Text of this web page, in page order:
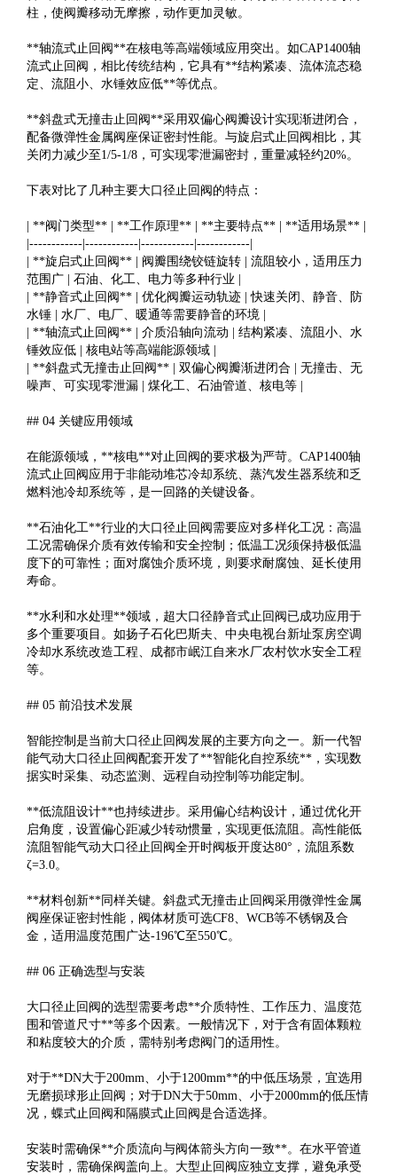
柱，使阀瓣移动无摩擦，动作更加灵敏。
**轴流式止回阀**在核电等高端领域应用突出。如CAP1400轴
流式止回阀，相比传统结构，它具有**结构紧凑、流体流态稳
定、流阻小、水锤效应低**等优点。
**斜盘式无撞击止回阀**采用双偏心阀瓣设计实现渐进闭合，
配备微弹性金属阀座保证密封性能。与旋启式止回阀相比，其
关闭力减少至1/5-1/8，可实现零泄漏密封，重量减轻约20%。
下表对比了几种主要大口径止回阀的特点：
| **阀门类型** | **工作原理** | **主要特点** | **适用场景** |
|------------|------------|------------|------------|
| **旋启式止回阀** | 阀瓣围绕铰链旋转 | 流阻较小，适用压力
范围广 | 石油、化工、电力等多种行业 |
| **静音式止回阀** | 优化阀瓣运动轨迹 | 快速关闭、静音、防
水锤 | 水厂、电厂、暖通等需要静音的环境 |
| **轴流式止回阀** | 介质沿轴向流动 | 结构紧凑、流阻小、水
锤效应低 | 核电站等高端能源领域 |
| **斜盘式无撞击止回阀** | 双偏心阀瓣渐进闭合 | 无撞击、无
噪声、可实现零泄漏 | 煤化工、石油管道、核电等 |
## 04 关键应用领域
在能源领域，**核电**对止回阀的要求极为严苛。CAP1400轴
流式止回阀应用于非能动堆芯冷却系统、蒸汽发生器系统和乏
燃料池冷却系统等，是一回路的关键设备。
**石油化工**行业的大口径止回阀需要应对多样化工况：高温
工况需确保介质有效传输和安全控制；低温工况须保持极低温
度下的可靠性；面对腐蚀介质环境，则要求耐腐蚀、延长使用
寿命。
**水利和水处理**领域，超大口径静音式止回阀已成功应用于
多个重要项目。如扬子石化巴斯夫、中央电视台新址泵房空调
冷却水系统改造工程、成都市岷江自来水厂农村饮水安全工程
等。
## 05 前沿技术发展
智能控制是当前大口径止回阀发展的主要方向之一。新一代智
能气动大口径止回阀配套开发了**智能化自控系统**，实现数
据实时采集、动态监测、远程自动控制等功能定制。
**低流阻设计**也持续进步。采用偏心结构设计，通过优化开
启角度，设置偏心距减少转动惯量，实现更低流阻。高性能低
流阻智能气动大口径止回阀全开时阀板开度达80°，流阻系数
ζ=3.0。
**材料创新**同样关键。斜盘式无撞击止回阀采用微弹性金属
阀座保证密封性能，阀体材质可选CF8、WCB等不锈钢及合
金，适用温度范围广达-196℃至550℃。
## 06 正确选型与安装
大口径止回阀的选型需要考虑**介质特性、工作压力、温度范
围和管道尺寸**等多个因素。一般情况下，对于含有固体颗粒
和粘度较大的介质，需特别考虑阀门的适用性。
对于**DN大于200mm、小于1200mm**的中低压场景，宜选用
无磨损球形止回阀；对于DN大于50mm、小于2000mm的低压情
况，蝶式止回阀和隔膜式止回阀是合适选择。
安装时需确保**介质流向与阀体箭头方向一致**。在水平管道
安装时，需确保阀盖向上。大型止回阀应独立支撑，避免承受